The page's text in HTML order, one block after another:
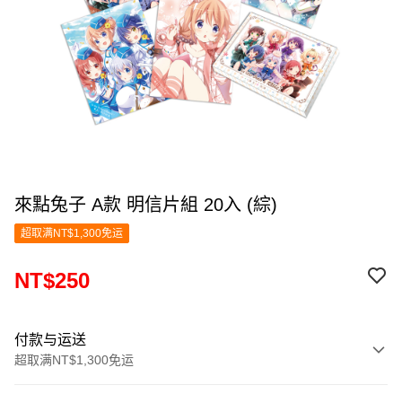
來點兔子 A款 明信片組 20入 (綜)
超取满NT$1,300免运
NT$250
付款与运送
超取满NT$1,300免运